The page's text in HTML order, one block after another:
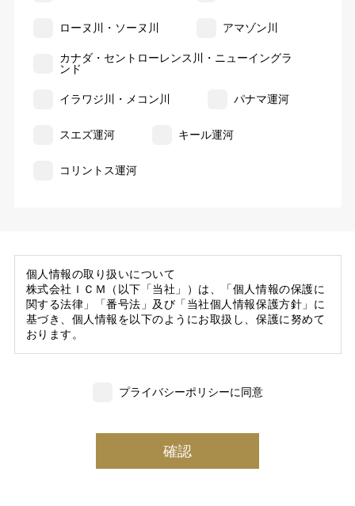
ローヌ川・ソーヌ川 アマゾン川
カナダ・セントローレンス川・ニューイングラ
ンド
イラワジ川・メコン川 パナマ運河
スエズ運河 キール運河
コリントス運河
個人情報の取り扱いについて
株式会社ＩＣＭ（以下「当社」）は、「個人情報の保護に
関する法律」「番号法」及び「当社個人情報保護方針」に
基づき、個人情報を以下のようにお取扱し、保護に努めて
おります。
いただいた個人情報の一部を個人データとして保有
(3) 当社は、当社で就業する社員及び社員の扶養親族、及
び当社が支払調書等を作成する継続的契約関係のある個人
プライバシーポリシーに同意